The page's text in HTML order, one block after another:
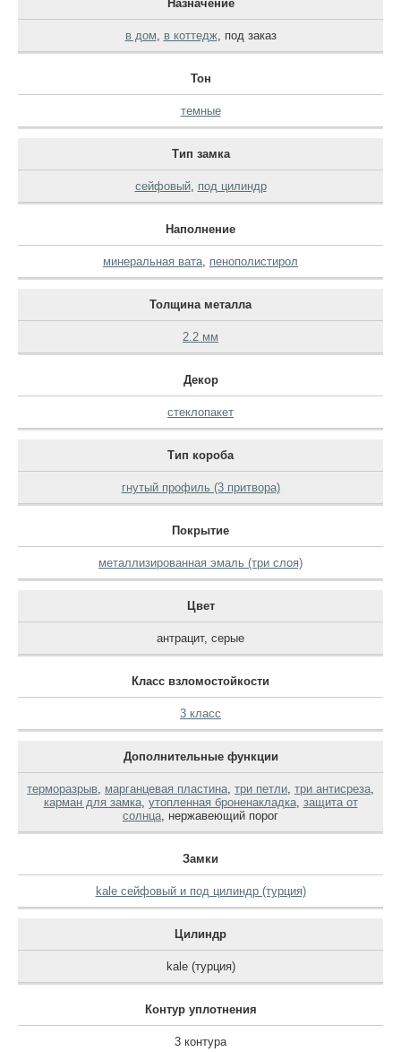
Назначение
в дом в коттедж, под заказ
Тон
темные
Тип замка
сейфовый, под цилиндр
Наполнение
минеральная вата пенополистирол
Толщина металла
2.2 мм
Декор
стеклопакет
Тип короба
гнутый профиль (3 притвора)
Покрытие
металлизированная эмаль (три слоя)
Цвет
антрацит, серые
Класс взломостойкости
3 класс
Дополнительные функции
терморазрыв марганцевая пластина три петли три антисреза
карман для замка, утопленная броненакладка, защита от
солнца нержавеющий порог
Замки
kale сейфовый и под цилиндр (турция)
Цилиндр
kale (турция)
Контур уплотнения
3 контура